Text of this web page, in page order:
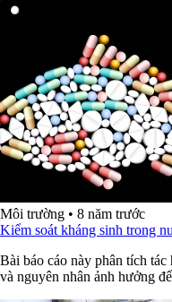
Môi trường • 8 năm trước
Kiểm soát kháng sinh trong
Bài báo cáo này phân tích
và nguyên nhân ảnh hưởng